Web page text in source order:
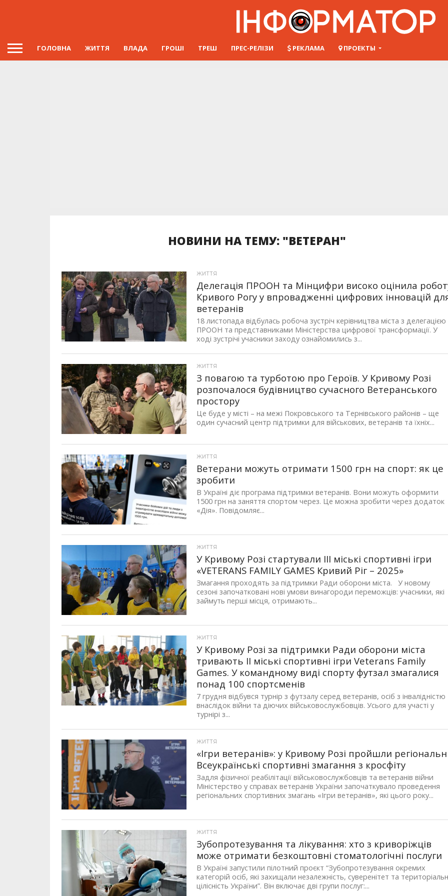
ГОЛОВНА ЖИТТЯ ВЛАДА ГРОШІ ТРЕШ ПРЕС-РЕЛІЗИ РЕКЛАМА ПРОЕКТЫ
НОВИНИ НА ТЕМУ: "ВЕТЕРАН"
ЖИТТЯ
Делегація ПРООН та Мінцифри високо оцінила
Кривого Рогу у впровадженні цифрових інновацій
ветеранів
18 листопада відбулась робоча зустріч керівництва міста з делегацією
ПРООН та представниками Міністерства цифрової трансформації. У
ході зустрічі учасники заходу ознайомились з...
ЖИТТЯ
З повагою та турботою про Героїв. У Кривому Розі
розпочалося будівництво сучасного Ветеранського
простору
Це буде у місті – на межі Покровського та Тернівського районів – ще
один сучасний центр підтримки для військових, ветеранів та їхніх...
ЖИТТЯ
Ветерани можуть отримати 1500 грн на спорт: як це
зробити
В Україні діє програма підтримки ветеранів. Вони можуть оформити
1500 грн на заняття спортом через. Це можна зробити через додаток
«Дія». Повідомляє...
ЖИТТЯ
У Кривому Розі стартували ІІІ міські спортивні ігри
«VETERANS FAMILY GAMES Кривий Ріг – 2025»
Змагання проходять за підтримки Ради оборони міста. У новому
сезоні започатковані нові умови винагороди переможців: учасники, які
займуть перші місця, отримають...
ЖИТТЯ
У Кривому Розі за підтримки Ради оборони міста
тривають ІІ міські спортивні ігри Veterans Family
Games. У командному виді спорту футзал змагалися
понад 100 спортсменів
7 грудня відбувся турнір з футзалу серед ветеранів, осіб з інвалідністю
внаслідок війни та діючих військовослужбовців. Усього для участі у
турнірі з...
ЖИТТЯ
«Ігри ветеранів»: у Кривому Розі пройшли
Всеукраїнські спортивні змагання з кросфіту
Задля фізичної реабілітації військовослужбовців та ветеранів війни
Міністерство у справах ветеранів України започаткувало проведення
регіональних спортивних змагань «Ігри ветеранів», які цього року...
ЖИТТЯ
Зубопротезування та лікування: хто з криворіжців
може отримати безкоштовні стоматологічні послуги
В Україні запустили пілотний проєкт “Зубопротезування окремих
категорій осіб, які захищали незалежність, суверенітет та
цілісність України”. Він включає дві групи послуг:...